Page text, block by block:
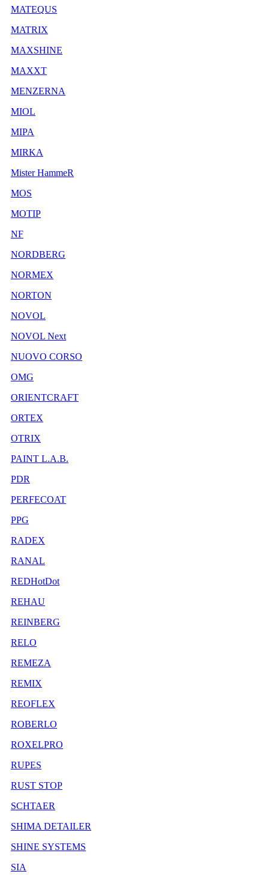
MATEQUS
MATRIX
MAXSHINE
MAXXT
MENZERNA
MIOL
MIPA
MIRKA
Mister HammeR
MOS
MOTIP
NF
NORDBERG
NORMEX
NORTON
NOVOL
NOVOL Next
NUOVO CORSO
OMG
ORIENTCRAFT
ORTEX
OTRIX
PAINT L.A.B.
PDR
PERFECOAT
PPG
RADEX
RANAL
REDHotDot
REHAU
REINBERG
RELO
REMEZA
REMIX
REOFLEX
ROBERLO
ROXELPRO
RUPES
RUST STOP
SCHTAER
SHIMA DETAILER
SHINE SYSTEMS
SIA